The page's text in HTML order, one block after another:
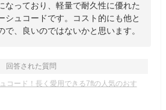
なっており、軽量で耐久性に優れた
シュコードです。コスト的にも他と
で、良いのではないかと思います。
回答された質問
コード！長く愛用できる7ftの人気のおす